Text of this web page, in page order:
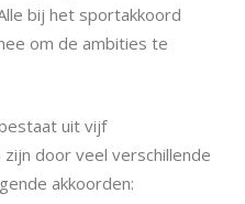
bij het sportakkoord
om de ambities te
uit vijf
door veel verschillende
akkoorden: